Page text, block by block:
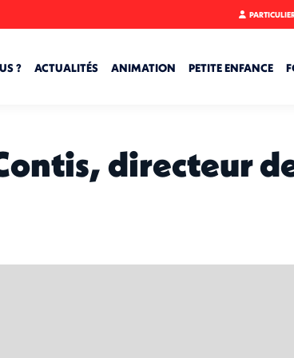
? ACTUALITÉS ANIMATION PETITE ENFANCE
directeur